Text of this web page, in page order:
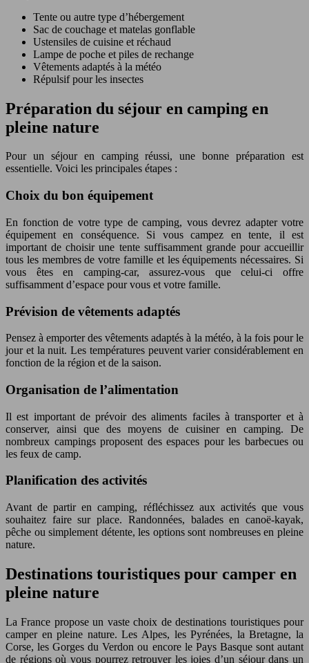
Tente ou autre type d’hébergement
Sac de couchage et matelas gonflable
Ustensiles de cuisine et réchaud
Lampe de poche et piles de rechange
Vêtements adaptés à la météo
Répulsif pour les insectes
Préparation du séjour en camping en
pleine nature
Pour un séjour en camping réussi, une bonne préparation est
essentielle. Voici les principales étapes :
Choix du bon équipement
En fonction de votre type de camping, vous devrez adapter votre
équipement en conséquence. Si vous campez en tente, il est
important de choisir une tente suffisamment grande pour accueillir
tous les membres de votre famille et les équipements nécessaires. Si
vous êtes en camping-car, assurez-vous que celui-ci offre
suffisamment d’espace pour vous et votre famille.
Prévision de vêtements adaptés
Pensez à emporter des vêtements adaptés à la météo, à la fois pour le
jour et la nuit. Les températures peuvent varier considérablement en
fonction de la région et de la saison.
Organisation de l’alimentation
Il est important de prévoir des aliments faciles à transporter et à
conserver, ainsi que des moyens de cuisiner en camping. De
nombreux campings proposent des espaces pour les barbecues ou
les feux de camp.
Planification des activités
Avant de partir en camping, réfléchissez aux activités que vous
souhaitez faire sur place. Randonnées, balades en canoë-kayak,
pêche ou simplement détente, les options sont nombreuses en pleine
nature.
Destinations touristiques pour camper en
pleine nature
La France propose un vaste choix de destinations touristiques pour
camper en pleine nature. Les Alpes, les Pyrénées, la Bretagne, la
Corse, les Gorges du Verdon ou encore le Pays Basque sont autant
de régions où vous pourrez retrouver les joies d’un séjour dans un